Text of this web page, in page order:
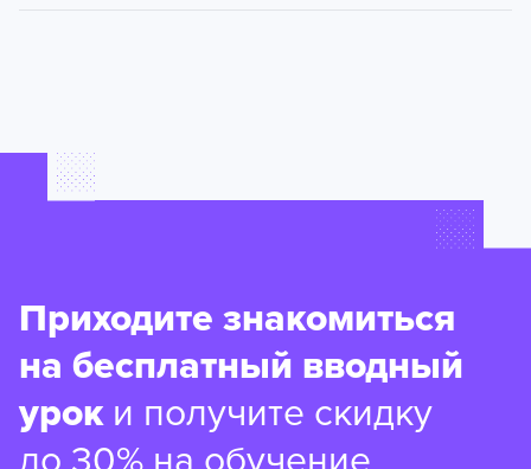
Приходите знакомиться
на бесплатный вводный
уроки получите скидку